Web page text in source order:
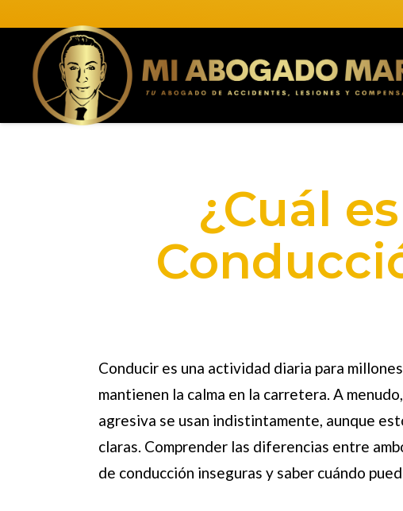
¿Cuál
Conducir es una actividad diaria para
mantienen la calma en la carretera. A
agresiva se usan indistintamente, aunque
claras. Comprender las diferencias entre
de conducción inseguras y saber cuándo